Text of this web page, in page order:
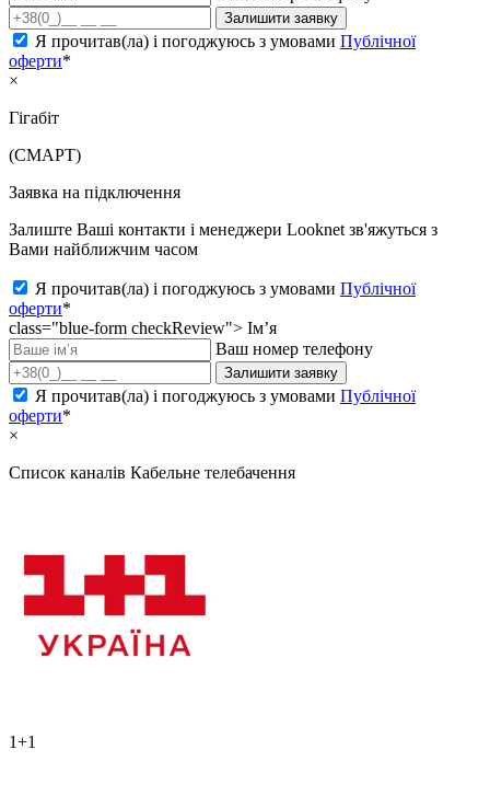
Залишити заявку
Я прочитав(ла) і погоджуюсь з умовами Публічної
оферти*
×
Гігабіт
(СМАРТ)
Заявка на підключення
Залиште Ваші контакти і менеджери Looknet зв'яжуться з
Вами найближчим часом
Я прочитав(ла) і погоджуюсь з умовами Публічної
оферти*
class="blue-form checkReview"> Ім’я
Ваш номер телефону
Залишити заявку
Я прочитав(ла) і погоджуюсь з умовами Публічної
оферти*
×
Список каналів Кабельне телебачення
1+1